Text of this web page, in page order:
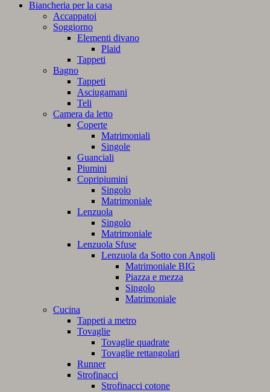
Biancheria per la casa
Accappatoi
Soggiorno
Elementi divano
Plaid
Tappeti
Bagno
Tappeti
Asciugamani
Teli
Camera da letto
Coperte
Matrimoniali
Singole
Guanciali
Piumini
Copripiumini
Singolo
Matrimoniale
Lenzuola
Singolo
Matrimoniale
Lenzuola Sfuse
Lenzuola da Sotto con Angoli
Matrimoniale BIG
Piazza e mezza
Singolo
Matrimoniale
Cucina
Tappeti a metro
Tovaglie
Tovaglie quadrate
Tovaglie rettangolari
Runner
Strofinacci
Strofinacci cotone